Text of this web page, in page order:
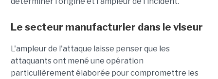
Le secteur manufacturier dans le viseur
L'ampleur de l'attaque laisse penser que les
attaquants ont mené une opération
particulièrement élaborée pour compromettre les